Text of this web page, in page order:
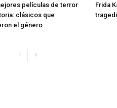
películas de terror
clásicos que
el género
Frida